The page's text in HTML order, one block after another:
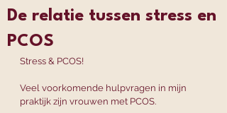
De relatie tussen stress en
PCOS
Stress & PCOS!
Veel voorkomende hulpvragen in mijn
praktijk zijn vrouwen met PCOS.